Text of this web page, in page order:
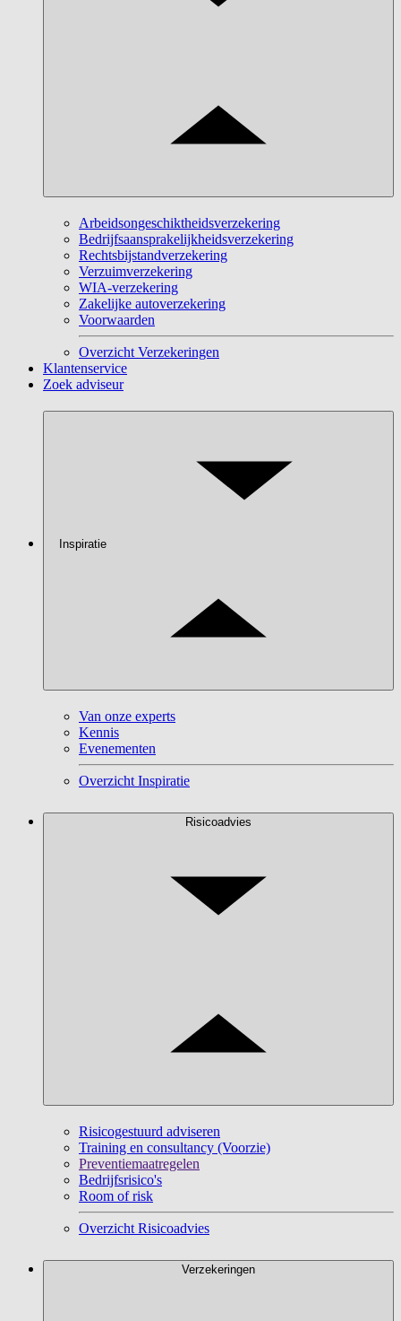
Arbeidsongeschiktheidsverzekering
Bedrijfsaansprakelijkheidsverzekering
Rechtsbijstandverzekering
Verzuimverzekering
WIA-verzekering
Zakelijke autoverzekering
Voorwaarden
Overzicht Verzekeringen
Klantenservice
Zoek adviseur
Inspiratie
Van onze experts
Kennis
Evenementen
Overzicht Inspiratie
Risicoadvies
Risicogestuurd adviseren
Training en consultancy (Voorzie)
Preventiemaatregelen
Bedrijfsrisico's
Room of risk
Overzicht Risicoadvies
Verzekeringen